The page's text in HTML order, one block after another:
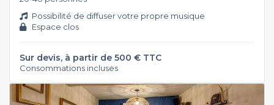
Possibilité de diffuser votre propre musique
Espace clos
Sur devis, à partir de 500 € TTC
Consommations incluses